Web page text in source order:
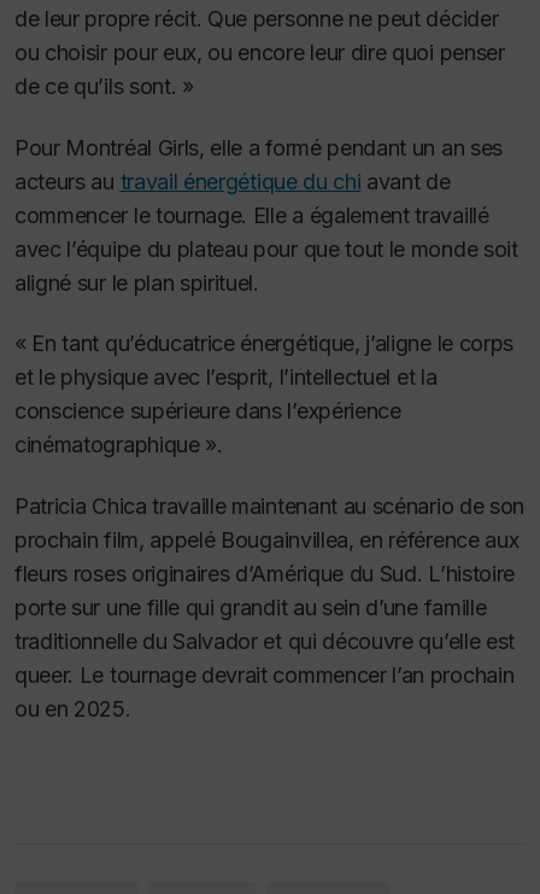
de leur propre récit. Que personne ne peut décider
ou choisir pour eux, ou encore leur dire quoi penser
de ce qu’ils sont. »
Pour Montréal Girls, elle a formé pendant un an ses
acteurs au travail énergétique du chi avant de
commencer le tournage. Elle a également travaillé
avec l’équipe du plateau pour que tout le monde soit
aligné sur le plan spirituel.
« En tant qu’éducatrice énergétique, j’aligne le corps
et le physique avec l’esprit, l’intellectuel et la
conscience supérieure dans l’expérience
cinématographique ».
Patricia Chica travaille maintenant au scénario de son
prochain film, appelé Bougainvillea, en référence aux
fleurs roses originaires d’Amérique du Sud. L’histoire
porte sur une fille qui grandit au sein d’une famille
traditionnelle du Salvador et qui découvre qu’elle est
queer. Le tournage devrait commencer l’an prochain
ou en 2025.